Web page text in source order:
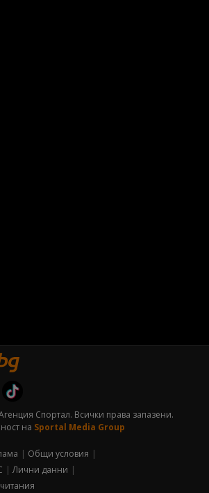
Спортал. Всички права запазени.
на Sportal Media Group
Общи условия
Лични данни